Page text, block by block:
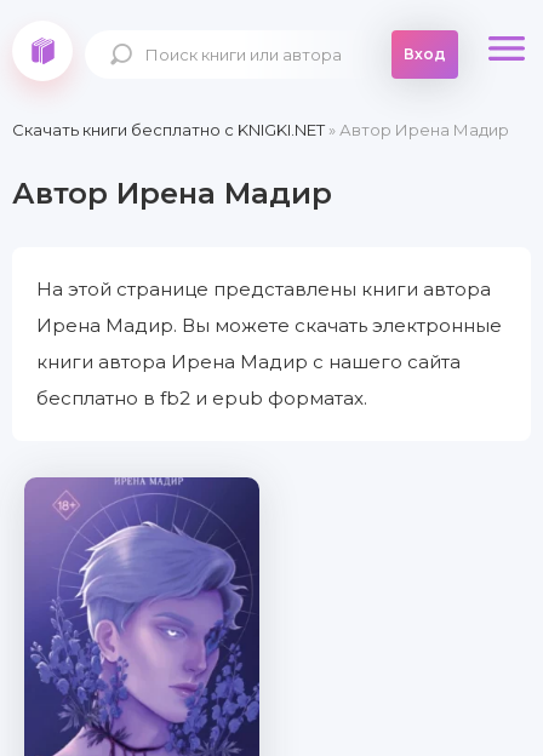
Вход
Скачать книги бесплатно c KNIGKI.NET» Автор Ирена Мадир
Автор Ирена Мадир
На этой странице представлены книги автора
Ирена Мадир. Вы можете скачать электронные
книги автора Ирена Мадир с нашего сайта
бесплатно в fb2 и epub форматах.